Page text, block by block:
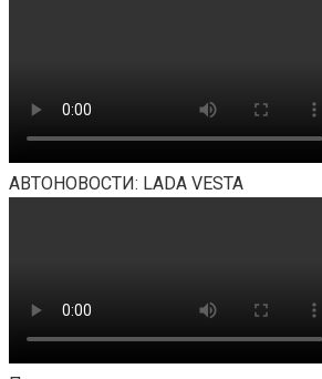
АВТОНОВОСТИ: LADA VESTA